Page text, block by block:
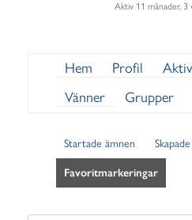
Aktiv 11 månader, 3
Hem Profil
Vänner
Grupper
Startade ämnen
Favoritmarkeringar